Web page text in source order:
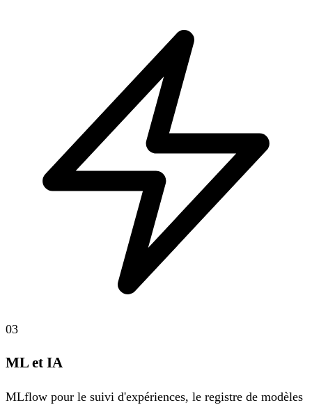
03
ML et IA
MLflow pour le suivi d'expériences, le registre de modèles